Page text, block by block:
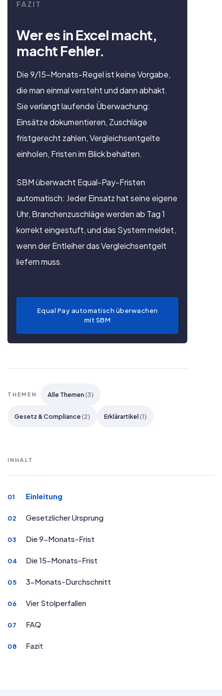
FAZIT
Wer es in Excel macht,
macht Fehler.
Die 9/15-Monats-Regel ist keine Vorgabe,
die man einmal versteht und dann abhakt.
Sie verlangt laufende Überwachung:
Einsätze dokumentieren, Zuschläge
fristgerecht zahlen, Vergleichsentgelte
einholen, Fristen im Blick behalten.
SBM überwacht Equal-Pay-Fristen
automatisch: Jeder Einsatz hat seine eigene
Uhr, Branchenzuschläge werden ab Tag 1
korrekt eingestuft, und das System meldet,
wenn der Entleiher das Vergleichsentgelt
liefern muss.
Equal Pay automatisch überwachen
mit SBM
THEMEN Alle Themen(3)
Gesetz & Compliance(2) Erklärartikel(1)
INHALT
01 Einleitung
02 Gesetzlicher Ursprung
03 Die 9-Monats-Frist
04 Die 15-Monats-Frist
05 3-Monats-Durchschnitt
06 Vier Stolperfallen
07 FAQ
08 Fazit